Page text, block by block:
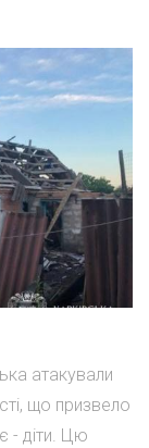
атакували
що призвело
- діти. Цю